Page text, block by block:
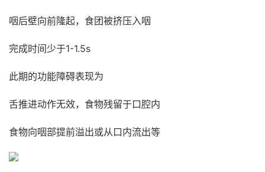
咽后壁向前隆起，食团被挤压入咽
完成时间少于1-1.5s
此期的功能障碍表现为
舌推进动作无效，食物残留于口腔内
食物向咽部提前溢出或从口内流出等